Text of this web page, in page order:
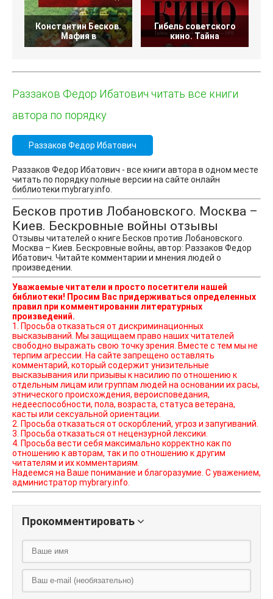
Константин Бесков.
Мафия в
Гибель советского
кино. Тайна
Раззаков Федор Ибатович читать все книги
автора по порядку
Раззаков Федор Ибатович
Раззаков Федор Ибатович - все книги автора в одном месте
читать по порядку полные версии на сайте онлайн
библиотеки mybrary.info.
Бесков против Лобановского. Москва –
Киев. Бескровные войны отзывы
Отзывы читателей о книге Бесков против Лобановского.
Москва – Киев. Бескровные войны, автор: Раззаков Федор
Ибатович. Читайте комментарии и мнения людей о
произведении.
Уважаемые читатели и просто посетители нашей
библиотеки! Просим Вас придерживаться определенных
правил при комментировании литературных
произведений.
1. Просьба отказаться от дискриминационных
высказываний. Мы защищаем право наших читателей
свободно выражать свою точку зрения. Вместе с тем мы не
терпим агрессии. На сайте запрещено оставлять
комментарий, который содержит унизительные
высказывания или призывы к насилию по отношению к
отдельным лицам или группам людей на основании их расы,
этнического происхождения, вероисповедания,
недееспособности, пола, возраста, статуса ветерана,
касты или сексуальной ориентации.
2. Просьба отказаться от оскорблений, угроз и запугиваний.
3. Просьба отказаться от нецензурной лексики.
4. Просьба вести себя максимально корректно как по
отношению к авторам, так и по отношению к другим
читателям и их комментариям.
Надеемся на Ваше понимание и благоразумие. С уважением,
администратор mybrary.info.
Прокомментировать